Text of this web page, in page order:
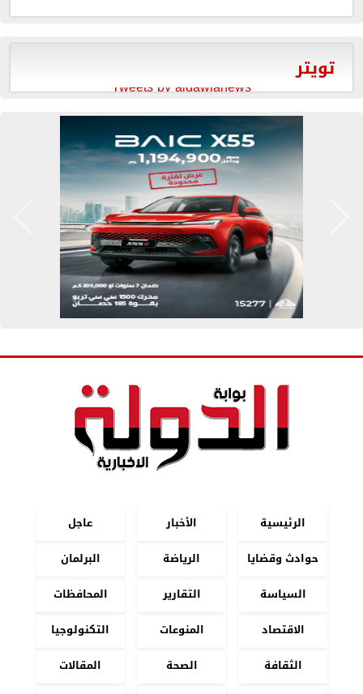
تويتر
Tweets by aldawlanews
الرئيسية الأخبار
عاجل
حوادث وقضايا
الرياضة
البرلمان
السياسة
التقارير
المحافظات
الاقتصاد
المنوعات
التكنولوجيا
الثقافة
الصحة
المقالات